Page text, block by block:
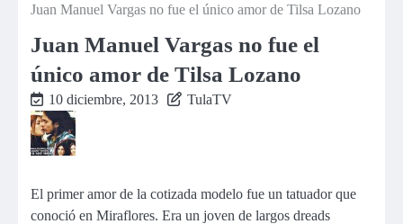
Juan Manuel Vargas no fue el único amor de Tilsa Lozano
Juan Manuel Vargas no fue el
único amor de Tilsa Lozano
10 diciembre, 2013 TulaTV
El primer amor de la cotizada modelo fue un tatuador que
conoció en Miraflores. Era un joven de largos dreads